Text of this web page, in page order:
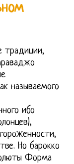
традиции,
называемого
ибо
Но барокко
Форма